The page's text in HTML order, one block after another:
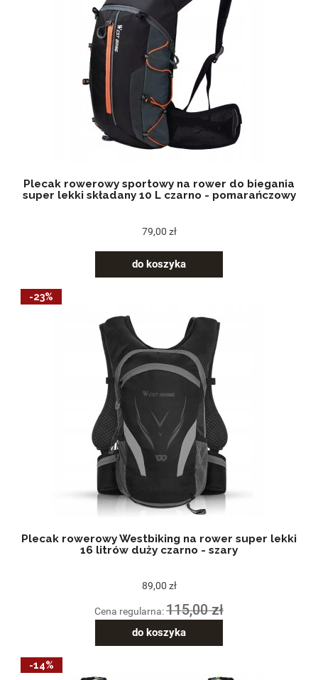
Plecak rowerowy sportowy na rower do biegania
super lekki składany 10 L czarno - pomarańczowy
79,00 zł
do koszyka
Plecak rowerowy Westbiking na rower super lekki
16 litrów duży czarno - szary
89,00 zł
Cena regularna:115,00 zł
do koszyka
-23%
-14%